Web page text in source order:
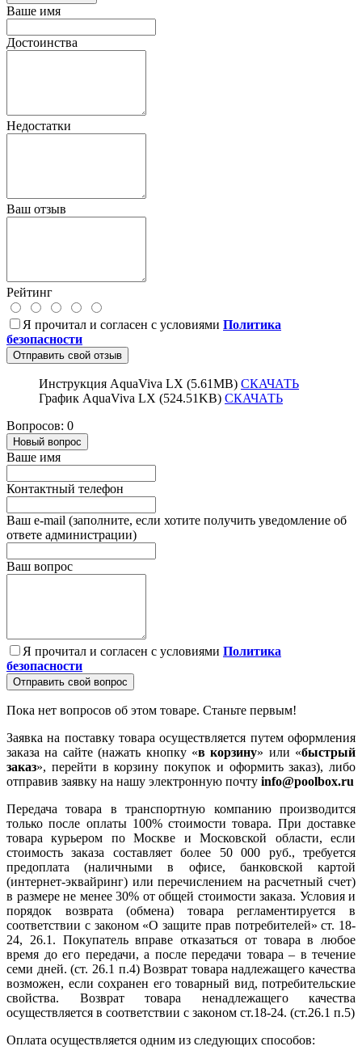
Ваше имя
Достоинства
Недостатки
Ваш отзыв
Рейтинг
Я прочитал и согласен с условиями Политика
безопасности
Отправить свой отзыв
Инструкция AquaViva LX (5.61MB) СКАЧАТЬ
График AquaViva LX (524.51KB) СКАЧАТЬ
Вопросов: 0
Новый вопрос
Ваше имя
Контактный телефон
Ваш e-mail (заполните, если хотите получить уведомление об
ответе администрации)
Ваш вопрос
Я прочитал и согласен с условиями Политика
безопасности
Отправить свой вопрос
Пока нет вопросов об этом товаре. Станьте первым!
Заявка на поставку товара осуществляется путем оформления
заказа на сайте (нажать кнопку «в корзину» или «быстрый
заказ», перейти в корзину покупок и оформить заказ), либо
отправив заявку на нашу электронную почту info@poolbox.ru
Передача товара в транспортную компанию производится
только после оплаты 100% стоимости товара. При доставке
товара курьером по Москве и Московской области, если
стоимость заказа составляет более 50 000 руб., требуется
предоплата (наличными в офисе, банковской картой
(интернет-эквайринг) или перечислением на расчетный счет)
в размере не менее 30% от общей стоимости заказа. Условия и
порядок возврата (обмена) товара регламентируется в
соответствии с законом «О защите прав потребителей» ст. 18-
24, 26.1. Покупатель вправе отказаться от товара в любое
время до его передачи, а после передачи товара – в течение
семи дней. (ст. 26.1 п.4) Возврат товара надлежащего качества
возможен, если сохранен его товарный вид, потребительские
свойства. Возврат товара ненадлежащего качества
осуществляется в соответствии с законом ст.18-24. (ст.26.1 п.5)
Оплата осуществляется одним из следующих способов: